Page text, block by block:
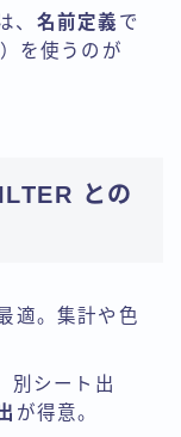
、 名前定義 で
を使うのが
との
適。集計や色
別シート出
が得意。